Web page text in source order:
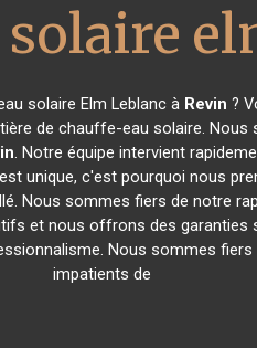
solaire Elm Leblanc à Revin ?
de chauffe-eau solaire.
. Notre équipe intervient
unique, c'est pourquoi nous
Nous sommes fiers de notre
et nous offrons des garanties
Nous sommes
impatients de